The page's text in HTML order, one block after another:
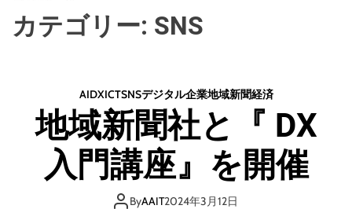
c
o
o
d
カテゴリー: SNS
AIDXICTSNSデジタル企業地域新聞経済
地域新聞社と『 DX
入門講座』を開催
ByAAIT2024年3月12日